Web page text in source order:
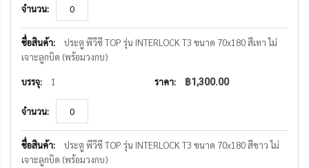
ประตู พีวีซี TOP รุ่น INTERLOCK T3 ขนาด 70x180 สีเทา ไม่
เจาะลูกบิด (พร้อมวงกบ)
1 ฿1,300.00
ประตู พีวีซี TOP รุ่น INTERLOCK T3 ขนาด 70x180 สีขาว ไม่
เจาะลูกบิด (พร้อมวงกบ)